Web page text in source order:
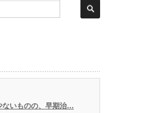
ないものの、早期治…